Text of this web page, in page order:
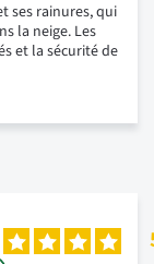
ses rainures, qui
la neige. Les
et la sécurité de